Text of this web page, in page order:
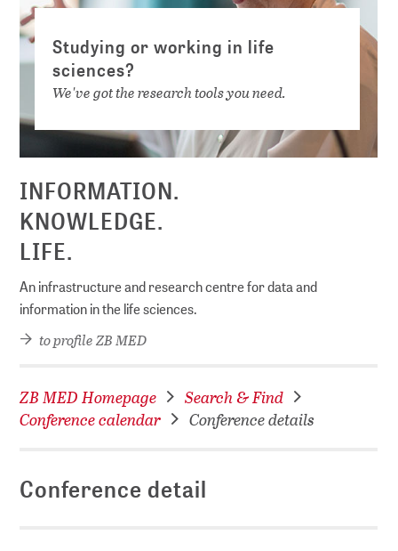
Studying or working in life
sciences?
We've got the research tools you need.
INFORMATION.
KNOWLEDGE.
LIFE.
An infrastructure and research centre for data and
information in the life sciences.
to profile ZB MED
ZB MED Homepage
Search & Find
Conference calendar
Conference details
Conference detail